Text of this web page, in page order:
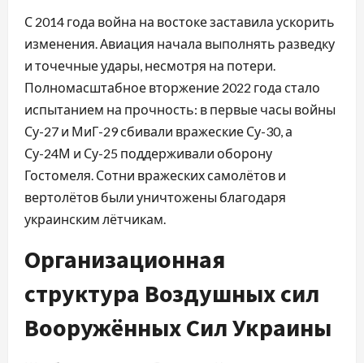
С 2014 года война на востоке заставила ускорить
изменения. Авиация начала выполнять разведку
и точечные удары, несмотря на потери.
Полномасштабное вторжение 2022 года стало
испытанием на прочность: в первые часы войны
Су-27 и МиГ-29 сбивали вражеские Су-30, а
Су-24М и Су-25 поддерживали оборону
Гостомеля. Сотни вражеских самолётов и
вертолётов были уничтожены благодаря
украинским лётчикам.
Организационная
структура Воздушных сил
Вооружённых Сил Украины